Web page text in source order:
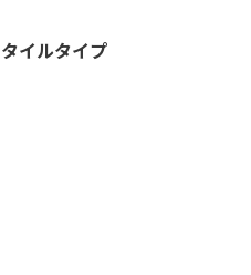
タイルタイプ